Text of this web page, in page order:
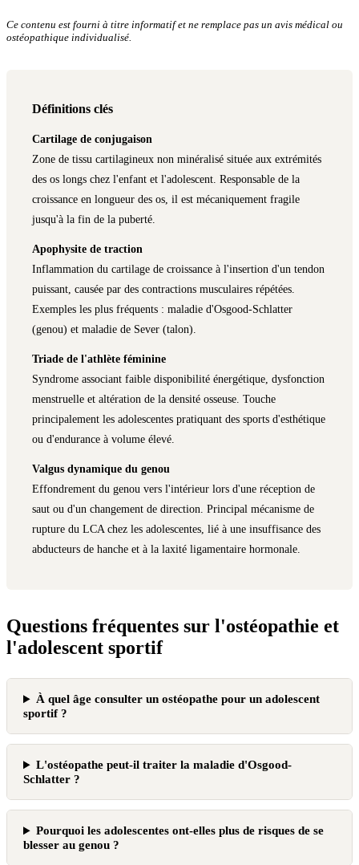
Ce contenu est fourni à titre informatif et ne remplace pas un avis médical ou
ostéopathique individualisé.
Définitions clés
Cartilage de conjugaison
Zone de tissu cartilagineux non minéralisé située aux extrémités
des os longs chez l'enfant et l'adolescent. Responsable de la
croissance en longueur des os, il est mécaniquement fragile
jusqu'à la fin de la puberté.
Apophysite de traction
Inflammation du cartilage de croissance à l'insertion d'un tendon
puissant, causée par des contractions musculaires répétées.
Exemples les plus fréquents : maladie d'Osgood-Schlatter
(genou) et maladie de Sever (talon).
Triade de l'athlète féminine
Syndrome associant faible disponibilité énergétique, dysfonction
menstruelle et altération de la densité osseuse. Touche
principalement les adolescentes pratiquant des sports d'esthétique
ou d'endurance à volume élevé.
Valgus dynamique du genou
Effondrement du genou vers l'intérieur lors d'une réception de
saut ou d'un changement de direction. Principal mécanisme de
rupture du LCA chez les adolescentes, lié à une insuffisance des
abducteurs de hanche et à la laxité ligamentaire hormonale.
Questions fréquentes sur l'ostéopathie et
l'adolescent sportif
À quel âge consulter un ostéopathe pour un adolescent
sportif ?
L'ostéopathe peut-il traiter la maladie d'Osgood-
Schlatter ?
Pourquoi les adolescentes ont-elles plus de risques de se
blesser au genou ?